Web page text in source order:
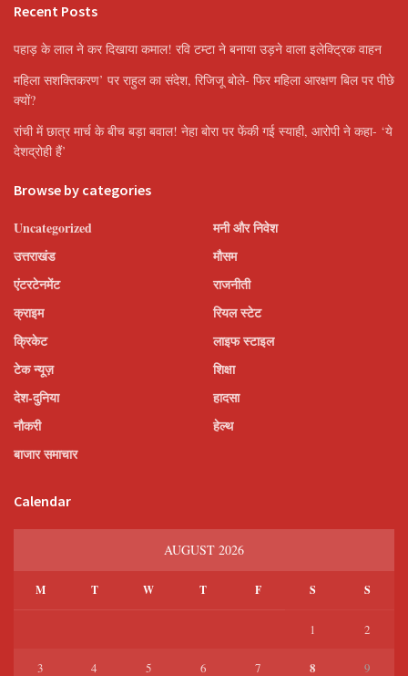
Recent Posts
पहाड़ के लाल ने कर दिखाया कमाल! रवि टम्टा ने बनाया उड़ने वाला इलेक्ट्रिक वाहन
महिला सशक्तिकरण’ पर राहुल का संदेश, रिजिजू बोले- फिर महिला आरक्षण बिल पर पीछे
क्यों?
रांची में छात्र मार्च के बीच बड़ा बवाल! नेहा बोरा पर फेंकी गई स्याही, आरोपी ने कहा- ‘ये
देशद्रोही हैं’
Browse by categories
Uncategorized
उत्तराखंड
एंटरटेनमेंट
क्राइम
क्रिकेट
टेक न्यूज़
देश-दुनिया
नौकरी
बाजार समाचार
मनी और निवेश
मौसम
राजनीती
रियल स्टेट
लाइफ स्टाइल
शिक्षा
हादसा
हेल्थ
Calendar
AUGUST 2026
M T W T F S S
1 2
3 4 5 6 7 8 9